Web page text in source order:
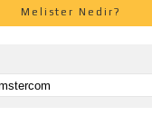
Melister Nedir?